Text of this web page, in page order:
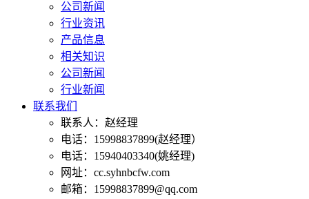
公司新闻
行业资讯
产品信息
相关知识
公司新闻
行业新闻
联系我们
联系人：赵经理
电话：15998837899(赵经理）
电话：15940403340(姚经理)
网址：cc.syhnbcfw.com
邮箱：15998837899@qq.com